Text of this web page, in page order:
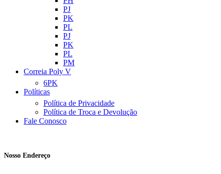
PJ
PK
PL
PJ
PK
PL
PM
Correia Poly V
6PK
Políticas
Política de Privacidade
Política de Troca e Devolução
Fale Conosco
Nosso Endereço